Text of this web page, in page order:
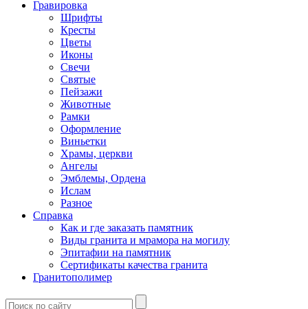
Гравировка
Шрифты
Кресты
Цветы
Иконы
Свечи
Святые
Пейзажи
Животные
Рамки
Оформление
Виньетки
Храмы, церкви
Ангелы
Эмблемы, Ордена
Ислам
Разное
Справка
Как и где заказать памятник
Виды гранита и мрамора на могилу
Эпитафии на памятник
Сертификаты качества гранита
Гранитополимер